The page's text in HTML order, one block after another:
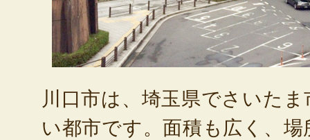
川口市は、埼玉県でさいた
い都市です。面積も広く、